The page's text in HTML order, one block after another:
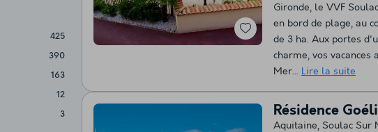
425
390
163
12
3
Gironde, le VVF
en bord de plage, au
de 3 ha. Aux portes
charme, vos vacances
Mer... Lire la suite
Résidence
Aquitaine, Soulac Sur